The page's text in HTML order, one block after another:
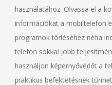
használatához. Olvassa el a
információkat a mobiltelefon
programok törléséhez néha
telefon sokkal jobb
használjon képernyővédőt a
praktikus befektetésnek